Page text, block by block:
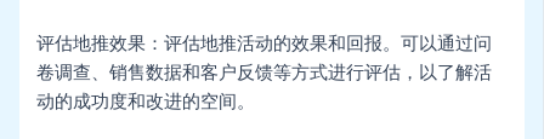
评估地推效果：评估地推活动的效果和回报。可以通过问
卷调查、销售数据和客户反馈等方式进行评估，以了解活
动的成功度和改进的空间。